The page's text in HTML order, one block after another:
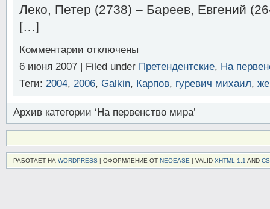
Леко, Петер (2738) – Бареев, Евгений
[…]
Комментарии
Леко,
—
Элиста
й
круг)
отключены
6 июня 2007 | Filed under Претендентские, На
Теги: 2004, 2006, Galkin, Карпов, гуревич михаил,
Архив категории ‘На первенство мира’
РАБОТАЕТ НА WORDPRESS | ОФОРМЛЕНИЕ ОТ NEOEASE | VALID XHTML 1.1 AND